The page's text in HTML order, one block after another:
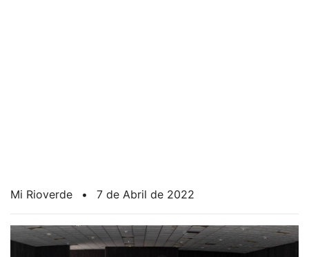
Mi Rioverde • 7 de Abril de 2022